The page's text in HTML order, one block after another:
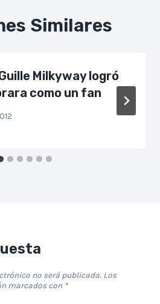
Similares
Milkyway logró
como un fan
no será publicada. Los
marcados con *